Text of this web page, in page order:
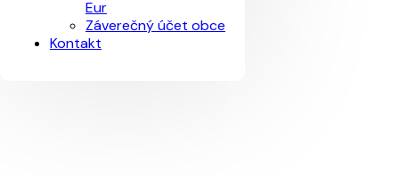
Eur
Záverečný účet obce
Kontakt